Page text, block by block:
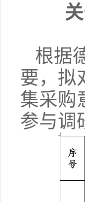
根据
要，拟
集采购
参与调